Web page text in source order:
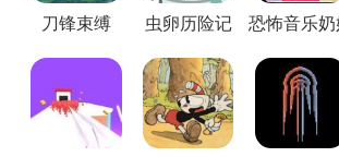
玩家需要灵活的避开障碍物，过程中
去秀手游应有尽有，你还在等什么？
始游戏吧。
刀锋束缚 虫卵历险记 恐怖音乐奶